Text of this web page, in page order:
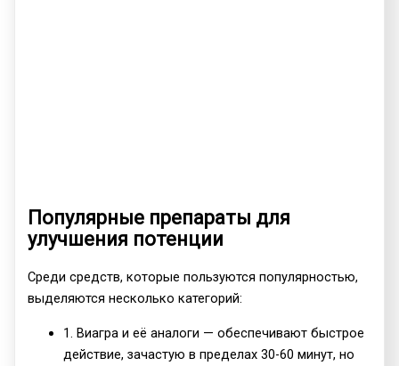
Популярные препараты для
улучшения потенции
Среди средств, которые пользуются популярностью,
выделяются несколько категорий:
1. Виагра и её аналоги — обеспечивают быстрое
действие, зачастую в пределах 30-60 минут, но